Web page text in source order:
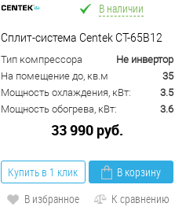
В наличии
Сплит-система Centek CT-65B12
Тип компрессора
Не инвертор
На помещение до, кв.м
35
Мощность охлаждения, кВт:
3.5
Мощность обогрева, кВт:
3.6
33 990 руб.
Купить в 1 клик
В корзину
В избранное
К сравнению